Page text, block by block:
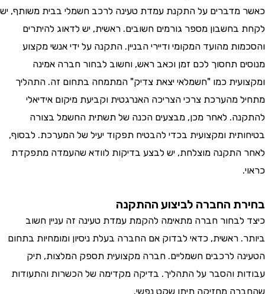
מדברים על התקנת עמדת טעינה לרכב חשמלי בבית משותף, יש
מספר גורמים חשובים. ראשית, יש לדאוג להיתרים
מהועד המקומי ודיירי הבניין. התקנה על ידי אנשי מקצוע
תחסוך לכם זמן וכאב ראש, וחשוב לבחור חברה אמינה
כמו "חשמלאי יצאת צדיק" המתמחה בתחום זה. התהליך
מהערכת צרכי הצריכה האנרגטית וקביעת מיקום אידיאלי
לאחר מכן, מבצעים הכנה של תשתית החשמל בצורה
ומקצועית בכדי להבטיח תפקוד יעיל של המערכת. לבסוף,
התקנה מוצלחת, יש לבצע בדיקות לוודא שהעמדה מתפקדת
החברה לביצוע ההתקנה
חברה מתאימה להקמת עמדת טעינה זה עניין חשוב
ראשית, כדאי לבדוק אם החברה בעלת ניסיון ומומחיות בתחום
לרכבים חשמליים. חברה מקצועית תספק המלצות, תיק
והסבר על התהליך. בדיקה מקדימה של הכשרות והתעודות
מחזיקה תיתן שקט נפשי.